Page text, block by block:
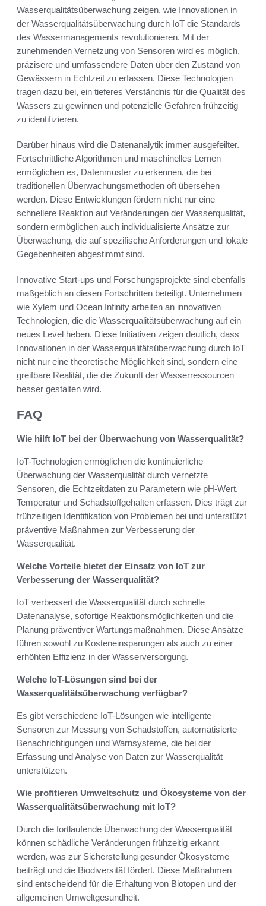
Wasserqualitätsüberwachung zeigen, wie Innovationen in
der Wasserqualitätsüberwachung durch IoT die Standards
des Wassermanagements revolutionieren. Mit der
zunehmenden Vernetzung von Sensoren wird es möglich,
präzisere und umfassendere Daten über den Zustand von
Gewässern in Echtzeit zu erfassen. Diese Technologien
tragen dazu bei, ein tieferes Verständnis für die Qualität des
Wassers zu gewinnen und potenzielle Gefahren frühzeitig
zu identifizieren.
Darüber hinaus wird die Datenanalytik immer ausgefeilter.
Fortschrittliche Algorithmen und maschinelles Lernen
ermöglichen es, Datenmuster zu erkennen, die bei
traditionellen Überwachungsmethoden oft übersehen
werden. Diese Entwicklungen fördern nicht nur eine
schnellere Reaktion auf Veränderungen der Wasserqualität,
sondern ermöglichen auch individualisierte Ansätze zur
Überwachung, die auf spezifische Anforderungen und lokale
Gegebenheiten abgestimmt sind.
Innovative Start-ups und Forschungsprojekte sind ebenfalls
maßgeblich an diesen Fortschritten beteiligt. Unternehmen
wie Xylem und Ocean Infinity arbeiten an innovativen
Technologien, die die Wasserqualitätsüberwachung auf ein
neues Level heben. Diese Initiativen zeigen deutlich, dass
Innovationen in der Wasserqualitätsüberwachung durch IoT
nicht nur eine theoretische Möglichkeit sind, sondern eine
greifbare Realität, die die Zukunft der Wasserressourcen
besser gestalten wird.
FAQ
Wie hilft IoT bei der Überwachung von Wasserqualität?
IoT-Technologien ermöglichen die kontinuierliche
Überwachung der Wasserqualität durch vernetzte
Sensoren, die Echtzeitdaten zu Parametern wie pH-Wert,
Temperatur und Schadstoffgehalten erfassen. Dies trägt zur
frühzeitigen Identifikation von Problemen bei und unterstützt
präventive Maßnahmen zur Verbesserung der
Wasserqualität.
Welche Vorteile bietet der Einsatz von IoT zur
Verbesserung der Wasserqualität?
IoT verbessert die Wasserqualität durch schnelle
Datenanalyse, sofortige Reaktionsmöglichkeiten und die
Planung präventiver Wartungsmaßnahmen. Diese Ansätze
führen sowohl zu Kosteneinsparungen als auch zu einer
erhöhten Effizienz in der Wasserversorgung.
Welche IoT-Lösungen sind bei der
Wasserqualitätsüberwachung verfügbar?
Es gibt verschiedene IoT-Lösungen wie intelligente
Sensoren zur Messung von Schadstoffen, automatisierte
Benachrichtigungen und Warnsysteme, die bei der
Erfassung und Analyse von Daten zur Wasserqualität
unterstützen.
Wie profitieren Umweltschutz und Ökosysteme von der
Wasserqualitätsüberwachung mit IoT?
Durch die fortlaufende Überwachung der Wasserqualität
können schädliche Veränderungen frühzeitig erkannt
werden, was zur Sicherstellung gesunder Ökosysteme
beiträgt und die Biodiversität fördert. Diese Maßnahmen
sind entscheidend für die Erhaltung von Biotopen und der
allgemeinen Umweltgesundheit.